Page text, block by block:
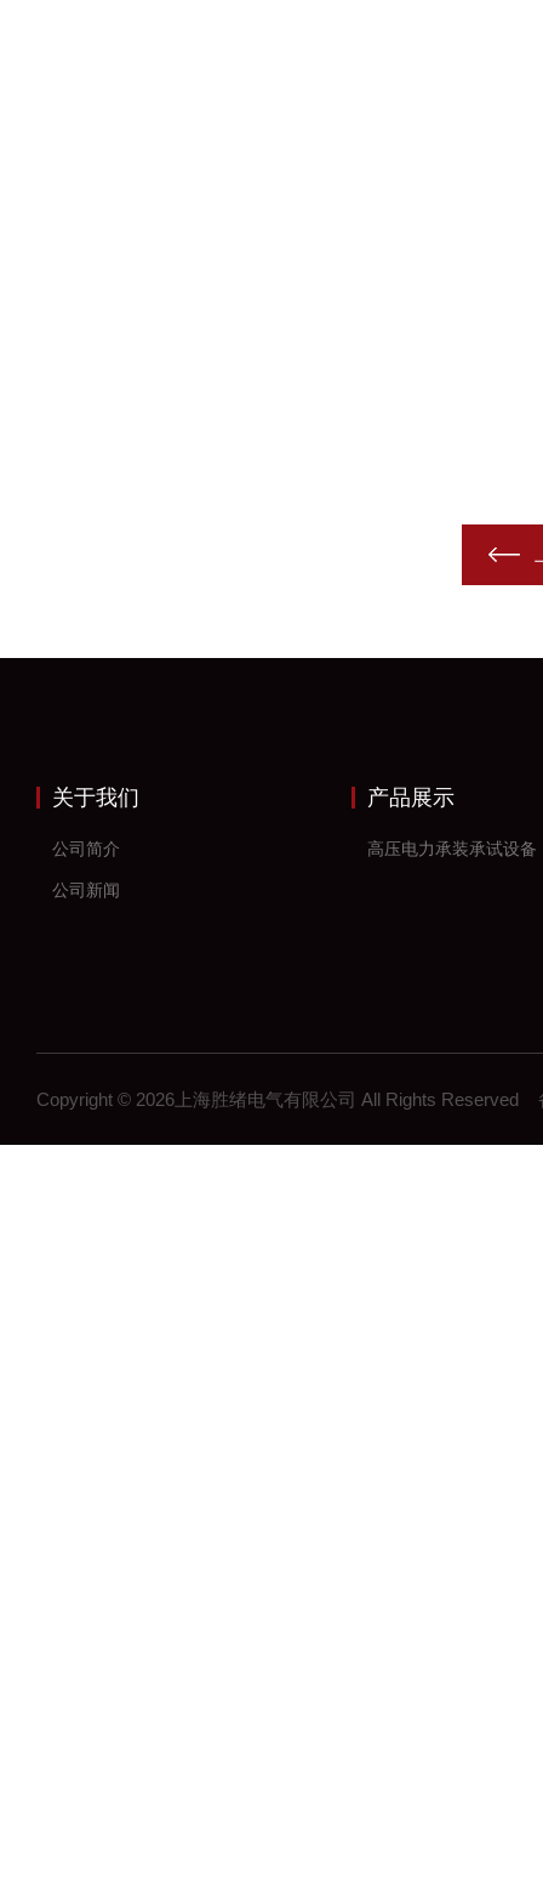
关于我们
公司简介
公司新闻
产品展示
高压电力承装承试设备
Copyright © 2026上海胜绪电气有限公司 All Rights Reserved